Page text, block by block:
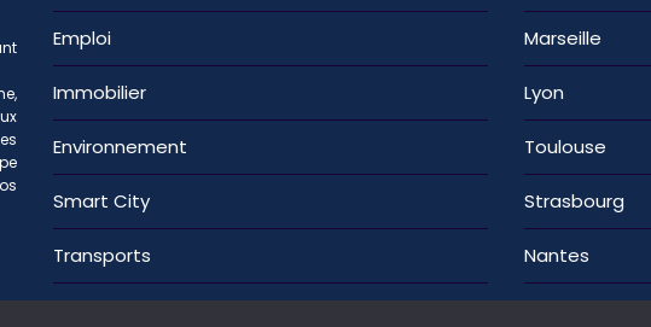
Emploi
Immobilier
Environnement
Smart City
Transports
Marseille
Lyon
Toulouse
Strasbourg
Nantes